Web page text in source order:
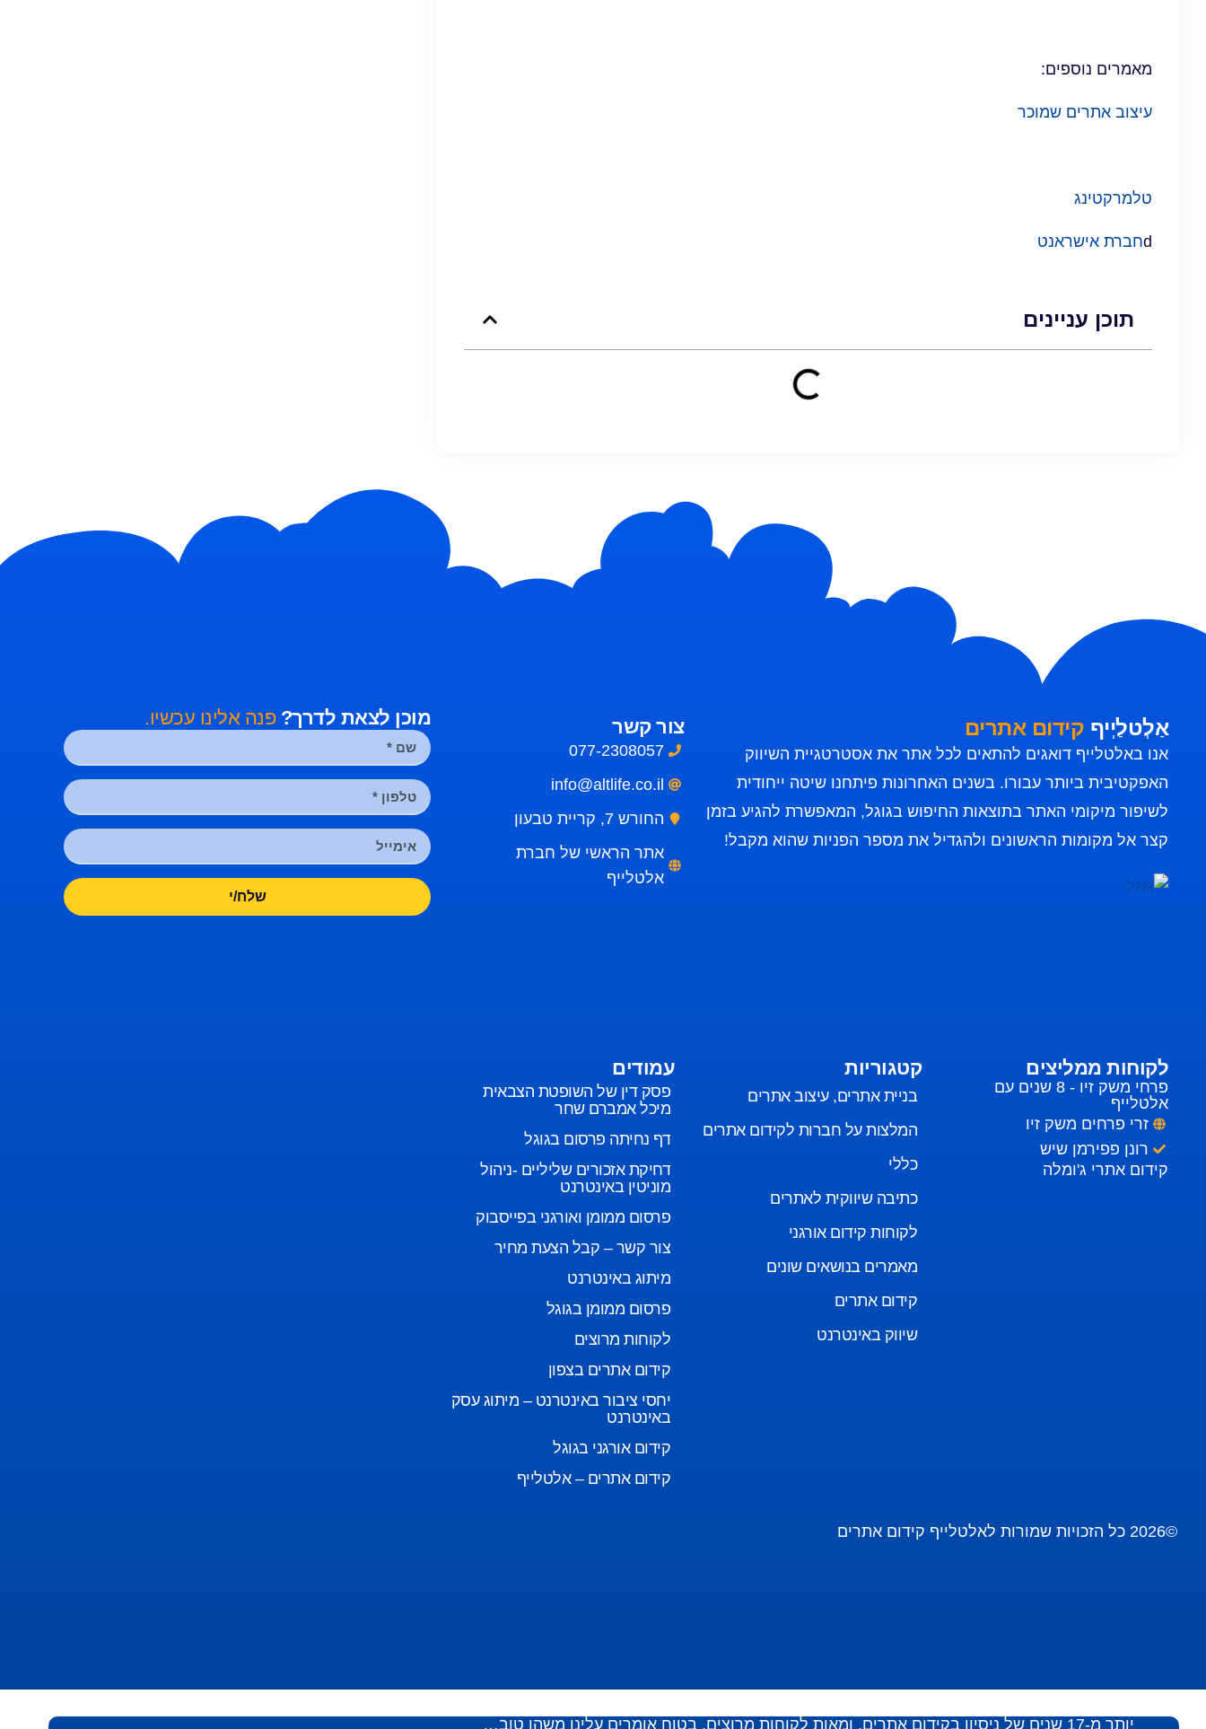
מאמרים נוספים:
עיצוב אתרים שמוכר
טלמרקטינג
dחברת אישראנט
תוכן עניינים
אַלְטלַיְיף קידום אתרים
אנו באלטלייף דואגים להתאים לכל אתר את אסטרטגיית השיווק
האפקטיבית ביותר עבורו. בשנים האחרונות פיתחנו שיטה ייחודית
לשיפור מיקומי האתר בתוצאות החיפוש בגוגל, המאפשרת להגיע בזמן
קצר אל מקומות הראשונים ולהגדיל את מספר הפניות שהוא מקבל!
צור קשר
077-2308057
info@altlife.co.il
החורש 7, קריית טבעון
אתר הראשי של חברת
אלטלייף
מוכן לצאת לדרך? פנה אלינו עכשיו.
שלח/י
לקוחות ממליצים
פרחי משק זיו - 8 שנים עם
אלטלייף
זרי פרחים משק זיו
רונן פפירמן שיש
קידום אתרי ג'ומלה
קטגוריות
בניית אתרים, עיצוב אתרים
המלצות על חברות לקידום אתרים
כללי
כתיבה שיווקית לאתרים
לקוחות קידום אורגני
מאמרים בנושאים שונים
קידום אתרים
שיווק באינטרנט
עמודים
פסק דין של השופטת הצבאית
מיכל אמברם שחר
דף נחיתה פרסום בגוגל
דחיקת אזכורים שליליים -ניהול
מוניטין באינטרנט
פרסום ממומן ואורגני בפייסבוק
צור קשר – קבל הצעת מחיר
מיתוג באינטרנט
פרסום ממומן בגוגל
לקוחות מרוצים
קידום אתרים בצפון
יחסי ציבור באינטרנט – מיתוג עסק
באינטרנט
קידום אורגני בגוגל
קידום אתרים – אלטלייף
©2026 כל הזכויות שמורות לאלטלייף קידום אתרים
יותר מ-17 שנים של ניסיון בקידום אתרים, ומאות לקוחות מרוצים, בטוח אומרים עלינו משהו טוב…